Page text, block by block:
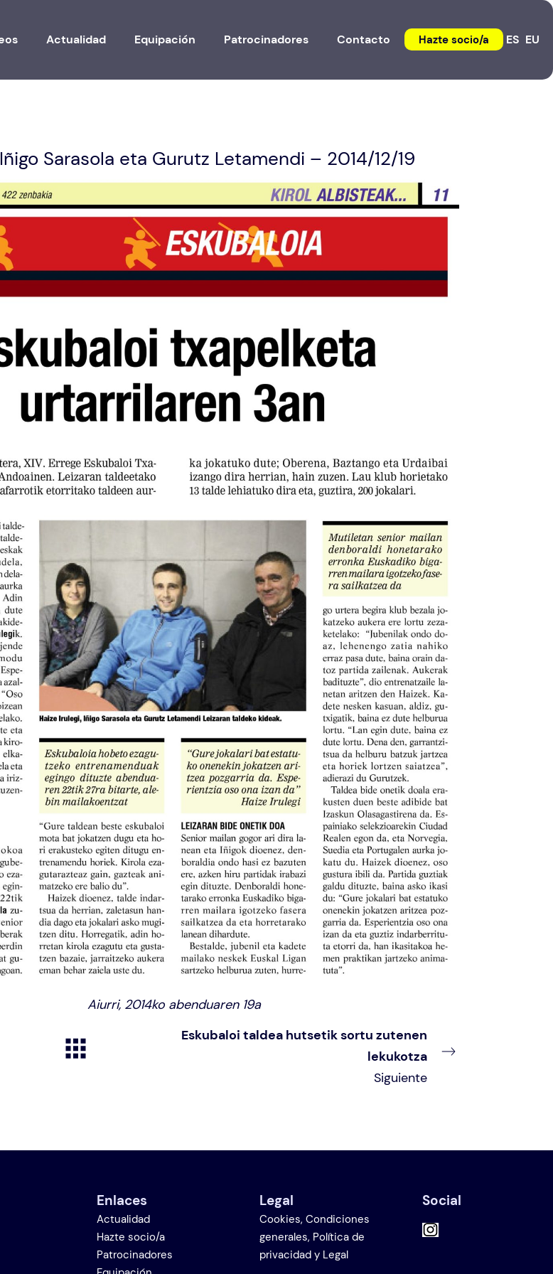
Actualidad Equipación Patrocinadores Contacto Hazte socio/a ES EU
Sarasola eta Gurutz Letamendi – 2014/12/19
Aiurri, 2014ko abenduaren 19a
Eskubaloi taldea hutsetik sortu zutenen
lekukotza
Siguiente
Enlaces
Actualidad
Hazte socio/a
Patrocinadores
Legal
Cookies, Condiciones
generales, Política de
privacidad y Legal
Social